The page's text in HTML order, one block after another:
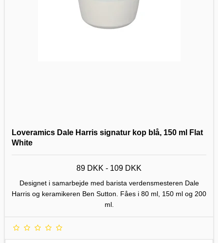
Loveramics Dale Harris signatur kop blå, 150 ml Flat
White
89 DKK - 109 DKK
Designet i samarbejde med barista verdensmesteren Dale
Harris og keramikeren Ben Sutton. Fåes i 80 ml, 150 ml og 200
ml.